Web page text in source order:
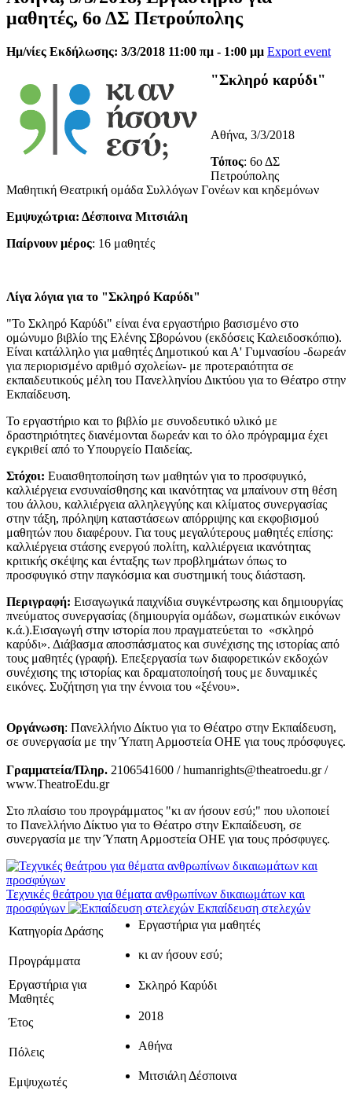
μαθητές, 6ο ΔΣ Πετρούπολης
Ημ/νίες Εκδήλωσης: 3/3/2018 11:00 πμ - 1:00 μμ Export event
"Σκληρό καρύδι"
Αθήνα, 3/3/2018
Τόπος: 6ο ΔΣ
Πετρούπολης
Μαθητική Θεατρική ομάδα Συλλόγων Γονέων και κηδεμόνων
Εμψυχώτρια: Δέσποινα Μιτσιάλη
Παίρνουν μέρος: 16 μαθητές
Λίγα λόγια για το "Σκληρό Καρύδι"
"Το Σκληρό Καρύδι" είναι ένα εργαστήριο βασισμένο στο
ομώνυμο βιβλίο της Ελένης Σβορώνου (εκδόσεις Καλειδοσκόπιο).
Είναι κατάλληλο για μαθητές Δημοτικού και Α' Γυμνασίου -δωρεάν
για περιορισμένο αριθμό σχολείων- με προτεραιότητα σε
εκπαιδευτικούς μέλη του Πανελληνίου Δικτύου για το Θέατρο στην
Εκπαίδευση.
​Το εργαστήριο και το βιβλίο με συνοδευτικό υλικό με
δραστηριότητες διανέμονται δωρεάν και το όλο πρόγραμμα έχει
εγκριθεί από το Υπουργείο Παιδείας.
Στόχοι: Ευαισθητοποίηση των μαθητών για το προσφυγικό,
καλλιέργεια ενσυναίσθησης και ικανότητας να μπαίνουν στη θέση
του άλλου, καλλιέργεια αλληλεγγύης και κλίματος συνεργασίας
στην τάξη, πρόληψη καταστάσεων απόρριψης και εκφοβισμού
μαθητών που διαφέρουν. Για τους μεγαλύτερους μαθητές επίσης:
καλλιέργεια στάσης ενεργού πολίτη, καλλιέργεια ικανότητας
κριτικής σκέψης και ένταξης των προβλημάτων όπως το
προσφυγικό στην παγκόσμια και συστημική τους διάσταση.
Περιγραφή: Εισαγωγικά παιχνίδια συγκέντρωσης και δημιουργίας
πνεύματος συνεργασίας (δημιουργία ομάδων, σωματικών εικόνων
κ.ά.).Εισαγωγή στην ιστορία που πραγματεύεται το «σκληρό
καρύδι». Διάβασμα αποσπάσματος και συνέχισης της ιστορίας από
τους μαθητές (γραφή). Επεξεργασία των διαφορετικών εκδοχών
συνέχισης της ιστορίας και δραματοποίησή τους με δυναμικές
εικόνες. Συζήτηση για την έννοια του «ξένου».
Οργάνωση: Πανελλήνιο Δίκτυο για το Θέατρο στην Εκπαίδευση,
σε συνεργασία με την Ύπατη Αρμοστεία ΟΗΕ για τους πρόσφυγες.
Γραμματεία/Πληρ. 2106541600 / humanrights@theatroedu.gr /
www.TheatroEdu.gr
Στο πλαίσιο του προγράμματος "κι αν ήσουν εσύ;" που υλοποιεί
το Πανελλήνιο Δίκτυο για το Θέατρο στην Εκπαίδευση, σε
συνεργασία με την Ύπατη Αρμοστεία ΟΗΕ για τους πρόσφυγες.
Τεχνικές θεάτρου για θέματα ανθρωπίνων δικαιωμάτων και
προσφύγων
Εκπαίδευση στελεχών
Κατηγορία Δράσης
Εργαστήρια για μαθητές
Προγράμματα κι αν ήσουν εσύ;
Εργαστήρια για
Μαθητές
Σκληρό Καρύδι
Έτος 2018
Πόλεις Αθήνα
Εμψυχωτές Μιτσιάλη Δέσποινα